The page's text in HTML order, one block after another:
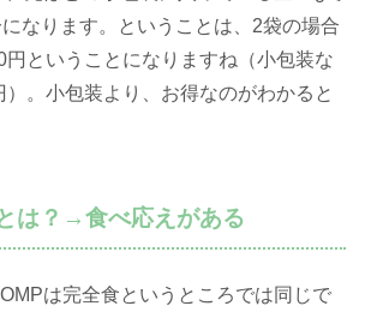
なります。ということは、2袋の場合
円ということになりますね（小包装な
）。小包装より、お得なのがわかると
は？→食べ応えがある
は完全食というところでは同じで